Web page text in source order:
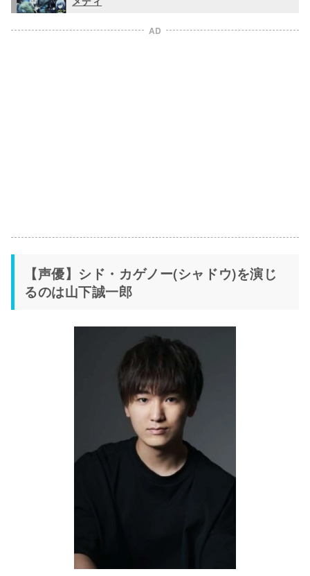
AD
【声優】シド・カゲノー(シャドウ)を演じ
るのは山下誠一郎